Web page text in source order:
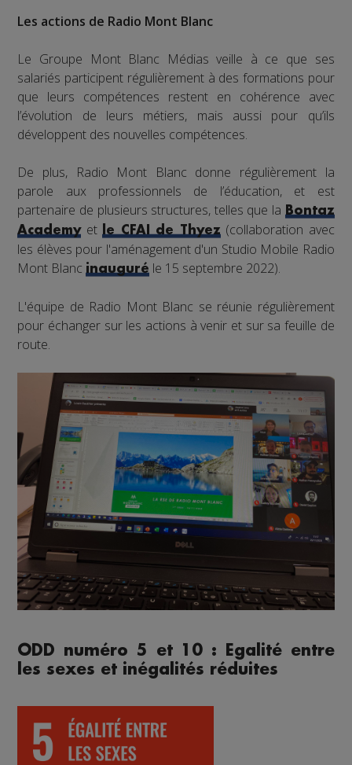
Les actions de Radio Mont Blanc
Le Groupe Mont Blanc Médias veille à ce que ses
salariés participent régulièrement à des formations pour
que leurs compétences restent en cohérence avec
l’évolution de leurs métiers, mais aussi pour qu’ils
développent des nouvelles compétences.
De plus, Radio Mont Blanc donne régulièrement la
parole aux professionnels de l’éducation, et est
partenaire de plusieurs structures, telles que la
Bontaz
Academyet le CFAI de Thyez(collaboration avec
les élèves pour l'aménagement d'un Studio Mobile Radio
Mont Blancinauguré le 15 septembre 2022).
L'équipe de Radio Mont Blanc se réunie régulièrement
pour échanger sur les actions à venir et sur sa feuille de
route.
ODD numéro 5 et 10 : Egalité entre
les sexes et inégalités réduites